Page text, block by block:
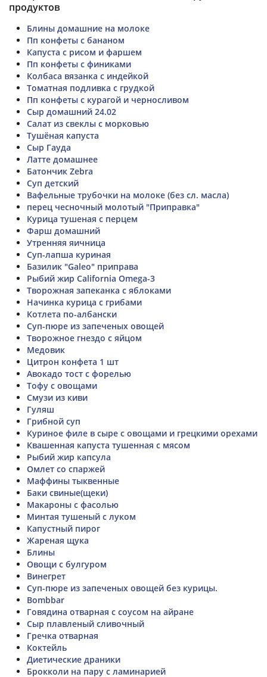
продуктов
Блины домашние на молоке
Пп конфеты с бананом
Капуста с рисом и фаршем
Пп конфеты с финиками
Колбаса вязанка с индейкой
Томатная подливка с грудкой
Пп конфеты с курагой и черносливом
Сыр домашний 24.02
Салат из свеклы с морковью
Тушёная капуста
Сыр Гауда
Латте домашнее
Батончик Zebra
Суп детский
Вафельные трубочки на молоке (без сл. масла)
перец чесночный молотый "Приправка"
Курица тушеная с перцем
Фарш домашний
Утренняя яичница
Суп-лапша куриная
Базилик "Galeo" приправа
Рыбий жир California Omega-3
Творожная запеканка с яблоками
Начинка курица с грибами
Котлета по-албански
Суп-пюре из запеченых овощей
Творожное гнездо с яйцом
Медовик
Цитрон конфета 1 шт
Авокадо тост с форелью
Тофу с овощами
Смузи из киви
Гуляш
Грибной суп
Куриное филе в сыре с овощами и грецкими орехами
Квашенная капуста тушенная с мясом
Рыбий жир капсула
Омлет со спаржей
Маффины тыквенные
Баки свиные(щеки)
Макароны с фасолью
Минтая тушеный с луком
Капустный пирог
Жареная щука
Блины
Овощи с булгуром
Винегрет
Суп-пюре из запеченых овощей без курицы.
Bombbar
Говядина отварная с соусом на айране
Сыр плавленый сливочный
Гречка отварная
Коктейль
Диетические драники
Брокколи на пару с ламинарией